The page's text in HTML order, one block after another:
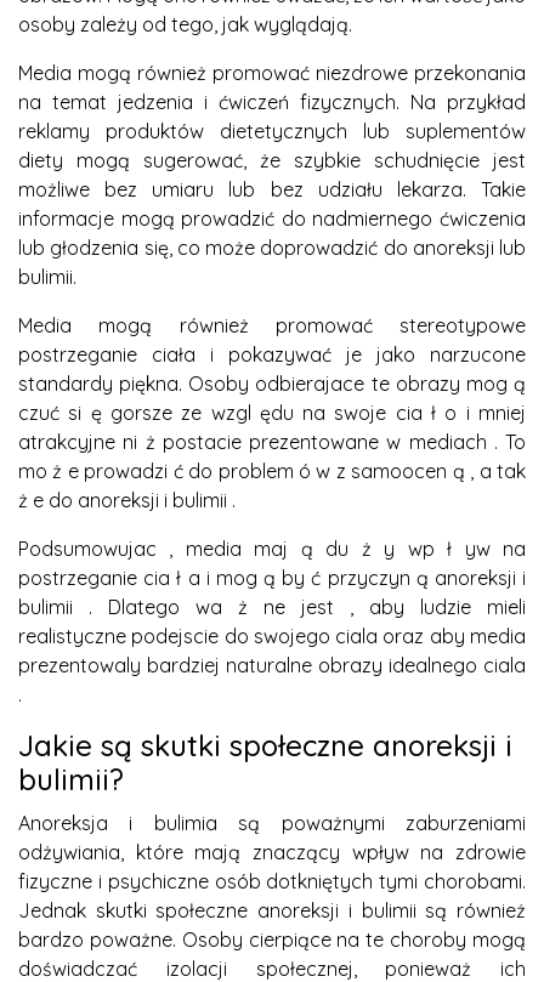
osoby zależy od tego, jak wyglądają.
Media mogą również promować niezdrowe przekonania
na temat jedzenia i ćwiczeń fizycznych. Na przykład
reklamy produktów dietetycznych lub suplementów
diety mogą sugerować, że szybkie schudnięcie jest
możliwe bez umiaru lub bez udziału lekarza. Takie
informacje mogą prowadzić do nadmiernego ćwiczenia
lub głodzenia się, co może doprowadzić do anoreksji lub
bulimii.
Media mogą również promować stereotypowe
postrzeganie ciała i pokazywać je jako narzucone
standardy piękna. Osoby odbierajace te obrazy mog ą
czuć si ę gorsze ze wzgl ędu na swoje cia ł o i mniej
atrakcyjne ni ż postacie prezentowane w mediach . To
mo ż e prowadzi ć do problem ó w z samoocen ą , a tak
ż e do anoreksji i bulimii .
Podsumowujac , media maj ą du ż y wp ł yw na
postrzeganie cia ł a i mog ą by ć przyczyn ą anoreksji i
bulimii . Dlatego wa ż ne jest , aby ludzie mieli
realistyczne podejscie do swojego ciala oraz aby media
prezentowaly bardziej naturalne obrazy idealnego ciala
.
Jakie są skutki społeczne anoreksji i
bulimii?
Anoreksja i bulimia są poważnymi zaburzeniami
odżywiania, które mają znaczący wpływ na zdrowie
fizyczne i psychiczne osób dotkniętych tymi chorobami.
Jednak skutki społeczne anoreksji i bulimii są również
bardzo poważne. Osoby cierpiące na te choroby mogą
doświadczać izolacji społecznej, ponieważ ich